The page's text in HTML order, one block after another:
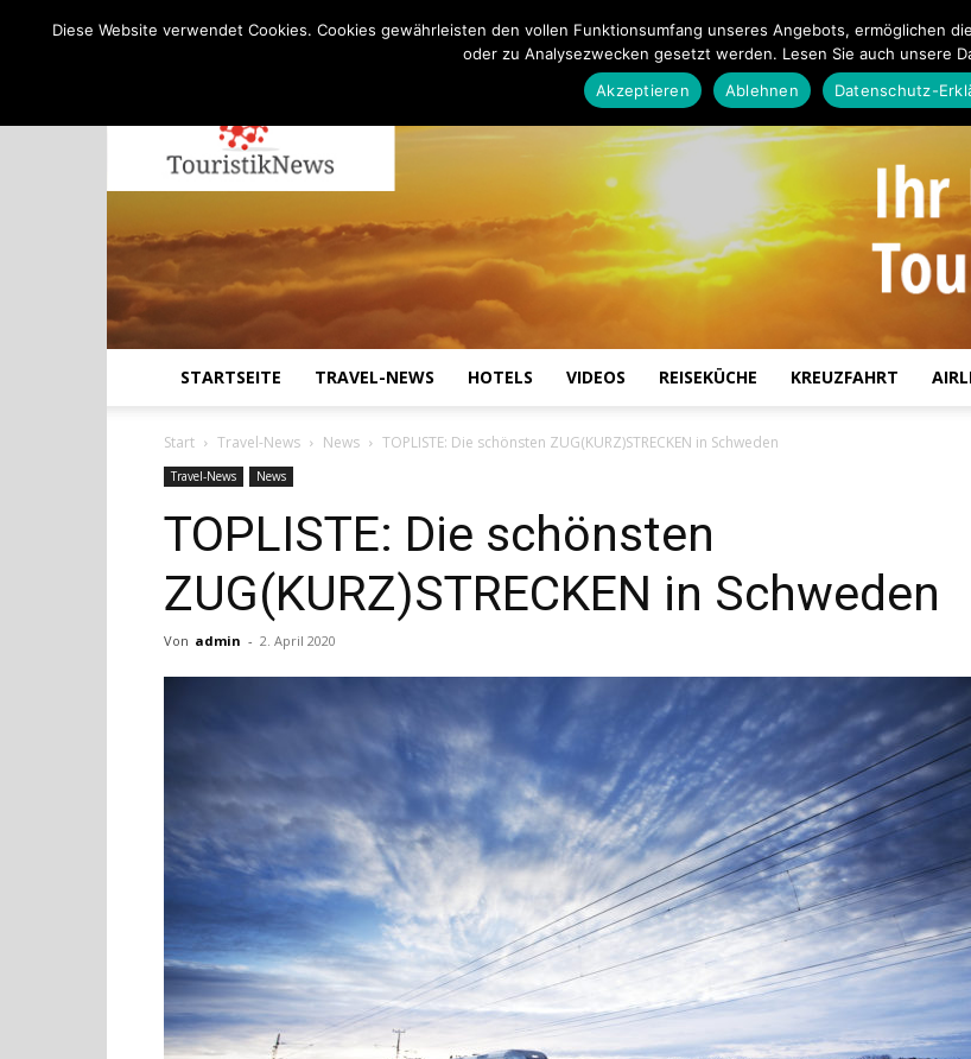
Touristiknews
und
Reiseempfehlungen.
STARTSEITE TRAVEL-NEWS HOTELS VIDEOS REISEKÜCHE KREUZFAHRT
Start Travel-News News TOPLISTE: Die schönsten ZUG(KURZ)STRECKEN in Schweden
Travel-News News
TOPLISTE: Die schönsten
ZUG(KURZ)STRECKEN in Schweden
Von admin - 2. April 2020
Diese Website verwendet Cookies. Cookies gewährleisten den vollen Funktionsumfang unseres Angebots, ermöglichen
oder zu Analysezwecken gesetzt werden. Lesen Sie auch unsere
Akzeptieren
Ablehnen Datenschutz-